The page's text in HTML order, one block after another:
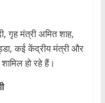
गृह मंत्री अमित शाह,
कई केंद्रीय मंत्री और
हो रहे हैं।